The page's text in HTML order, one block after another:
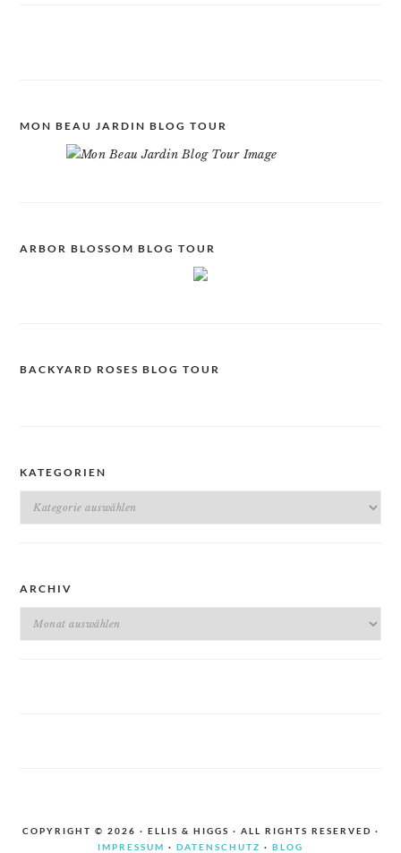
MON BEAU JARDIN BLOG TOUR
ARBOR BLOSSOM BLOG TOUR
BACKYARD ROSES BLOG TOUR
KATEGORIEN
Kategorien
ARCHIV
Archiv
COPYRIGHT © 2026 · ELLIS & HIGGS · ALL RIGHTS RESERVED ·
IMPRESSUM · DATENSCHUTZ · BLOG